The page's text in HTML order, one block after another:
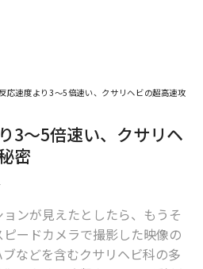
応速度より3～5倍速い、クサリヘビの超高速攻撃
3～5倍速い、クサリヘ
密
ンが見えたとしたら、もうそ
ードカメラで撮影した映像の
などを含むクサリヘビ科の多